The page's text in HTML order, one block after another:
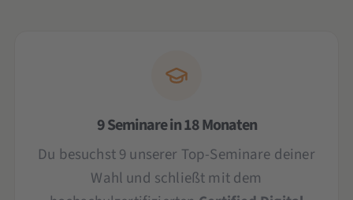
9 Seminare in 18 Monaten
Du besuchst 9 unserer Top-Seminare deiner
Wahl und schließt mit dem